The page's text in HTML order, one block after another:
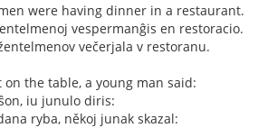
were having dinner in a restaurant.
vespermanĝis en restoracio.
večerjala v restoranu.
the table, a young man said:
iu junulo diris:
ryba, někoj junak skazal: